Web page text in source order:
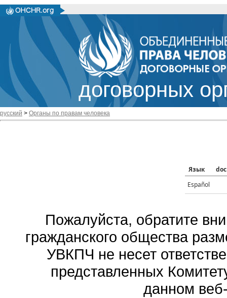
договорных
русский > Органы по правам человека
Язык
doc
Español
Пожалуйста, обратите
гражданского общества
УВКПЧ не несет
представленных
данном